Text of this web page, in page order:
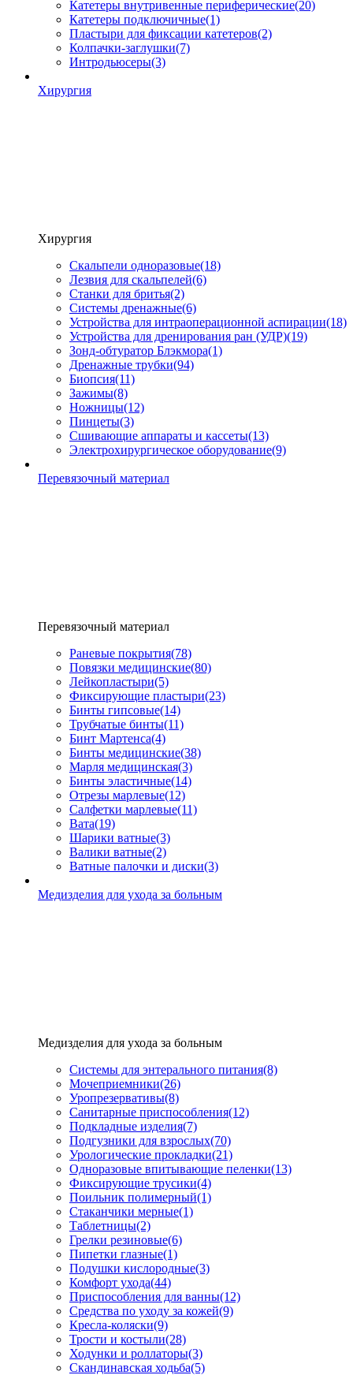
Катетеры внутривенные периферические(20)
Катетеры подключичные(1)
Пластыри для фиксации катетеров(2)
Колпачки-заглушки(7)
Интродьюсеры(3)
Хирургия
Хирургия
Скальпели одноразовые(18)
Лезвия для скальпелей(6)
Станки для бритья(2)
Системы дренажные(6)
Устройства для интраоперационной аспирации(18)
Устройства для дренирования ран (УДР)(19)
Зонд-обтуратор Блэкмора(1)
Дренажные трубки(94)
Биопсия(11)
Зажимы(8)
Ножницы(12)
Пинцеты(3)
Сшивающие аппараты и кассеты(13)
Электрохирургическое оборудование(9)
Перевязочный материал
Перевязочный материал
Раневые покрытия(78)
Повязки медицинские(80)
Лейкопластыри(5)
Фиксирующие пластыри(23)
Бинты гипсовые(14)
Трубчатые бинты(11)
Бинт Мартенса(4)
Бинты медицинские(38)
Марля медицинская(3)
Бинты эластичные(14)
Отрезы марлевые(12)
Салфетки марлевые(11)
Вата(19)
Шарики ватные(3)
Валики ватные(2)
Ватные палочки и диски(3)
Медизделия для ухода за больным
Медизделия для ухода за больным
Системы для энтерального питания(8)
Мочеприемники(26)
Уропрезервативы(8)
Санитарные приспособления(12)
Подкладные изделия(7)
Подгузники для взрослых(70)
Урологические прокладки(21)
Одноразовые впитывающие пеленки(13)
Фиксирующие трусики(4)
Поильник полимерный(1)
Стаканчики мерные(1)
Таблетницы(2)
Грелки резиновые(6)
Пипетки глазные(1)
Подушки кислородные(3)
Комфорт ухода(44)
Приспособления для ванны(12)
Средства по уходу за кожей(9)
Кресла-коляски(9)
Трости и костыли(28)
Ходунки и роллаторы(3)
Скандинавская ходьба(5)